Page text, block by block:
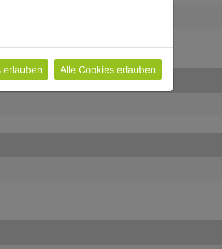
erlauben Alle Cookies erlauben